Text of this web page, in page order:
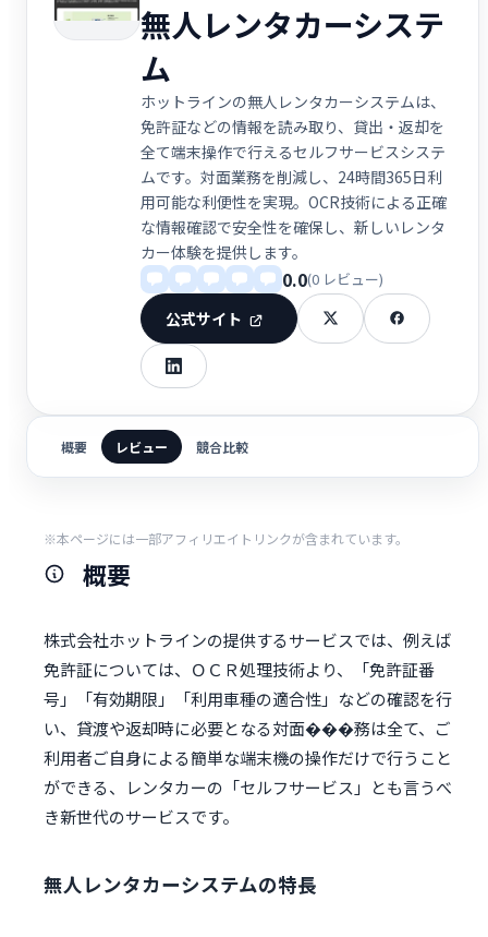
無人レンタカーシステ
ム
ホットラインの無人レンタカーシステムは、
免許証などの情報を読み取り、貸出・返却を
全て端末操作で行えるセルフサービスシステ
ムです。対面業務を削減し、24時間365日利
用可能な利便性を実現。OCR技術による正確
な情報確認で安全性を確保し、新しいレンタ
カー体験を提供します。
0.0(0 レビュー)
公式サイト
概要 レビュー 競合比較
※本ページには一部アフィリエイトリンクが含まれています。
概要
株式会社ホットラインの提供するサービスでは、例えば
免許証については、ＯＣＲ処理技術より、「免許証番
号」「有効期限」「利用車種の適合性」などの確認を行
い、貸渡や返却時に必要となる対面���務は全て、ご
利用者ご自身による簡単な端末機の操作だけで行うこと
ができる、レンタカーの「セルフサービス」とも言うべ
き新世代のサービスです。
無人レンタカーシステムの特長